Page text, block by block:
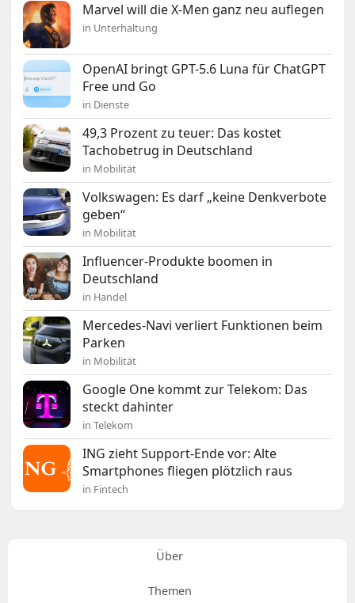
Marvel will die X-Men ganz neu auflegen
in Unterhaltung
OpenAI bringt GPT-5.6 Luna für ChatGPT
Free und Go
in Dienste
49,3 Prozent zu teuer: Das kostet
Tachobetrug in Deutschland
in Mobilität
Volkswagen: Es darf „keine Denkverbote
geben“
in Mobilität
Influencer-Produkte boomen in
Deutschland
in Handel
Mercedes-Navi verliert Funktionen beim
Parken
in Mobilität
Google One kommt zur Telekom: Das
steckt dahinter
in Telekom
ING zieht Support-Ende vor: Alte
Smartphones fliegen plötzlich raus
in Fintech
Über
Themen